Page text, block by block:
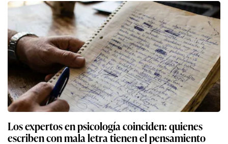
Los expertos en psicología coinciden: quienes
escriben con mala letra tienen el pensamiento